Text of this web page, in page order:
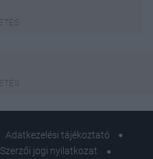
Adatkezelési tájékoztató
Szerzői jogi nyilatkozat